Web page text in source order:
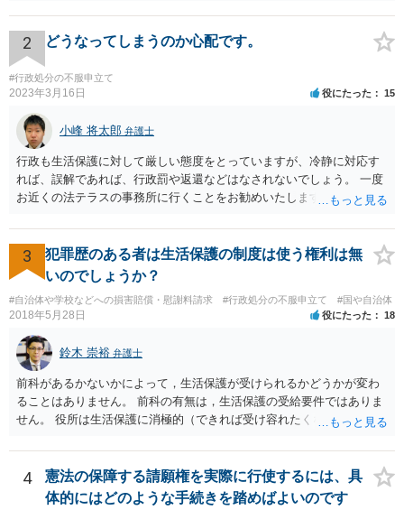
ようとしまいと現行犯逮捕できるわけです。 そこを、「サインをしな
いと逮捕する」というのは、「現行犯逮捕して刑事処分（罰金でも前
科になる）にできるが、認めてサインすれば反則処理（何千円程度の
反則金があっても前科にならない）ですませてあげる」という意味で
す。 あなたはこの警察官を非難するのではなく、感謝すべきというこ
とです。 警察官の「こんな事を言うのだったら免許証返した方がい
い」との発言ですが、実際「前の車が赤で右折進行したから、自分も
（信号無視）した」というあなたと同じ考えの人が運転をしている公
道は、きちんと交通ルールを守っている人や歩行者らにとってとても
危険なものであり怖いので、そのような人には是非とも運転免許を返
納してほしいと思うのが社会の大勢です。 実際「交通違反を繰り返せ
しろ今回を苦い薬（良い教訓）として反省し、次回から「前の車は赤
で右折進行したけど、自分は右折進行を思いとどまった」と交通ルー
2 どうなってしまうのか心配です。
#行政処分の不服申立て
2023年3月16日 役にたった 15
小峰 将太郎 弁護士
行政も生活保護に対して厳しい態度をとっていますが、冷静に対応す
れば、誤解であれば、行政罰や返還などはなされないでしょう。 一度
お近くの法テラスの事務所に行くことをお勧めいたします。
3
犯罪歴のある者は生活保護の制度は使う権利は無
いのでしょうか？
#自治体や学校などへの損害賠償・慰謝料請求 #行政処分の不服申立て #国や自治体
2018年5月28日 役にたった 18
鈴木 崇裕 弁護士
前科があるかないかによって，生活保護が受けられるかどうかが変わ
ることはありません。 前科の有無は，生活保護の受給要件ではありま
せん。 役所は生活保護に消極的（できれば受け容れたくない）な姿勢
と説明しましょう。
4
憲法の保障する請願権を実際に行使するには、具
体的にはどのような手続きを踏めばよいのです